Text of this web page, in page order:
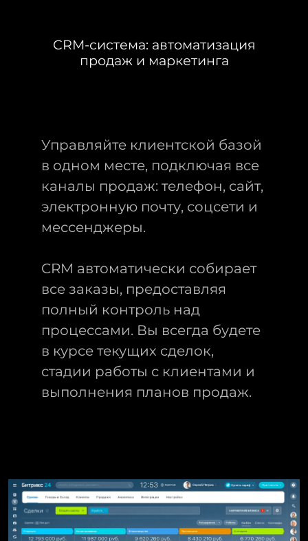
CRM-система: автоматизация
продаж и маркетинга
Управляйте клиентской базой
в одном месте, подключая все
каналы продаж: телефон, сайт,
электронную почту, соцсети и
мессенджеры.
CRM автоматически собирает
все заказы, предоставляя
полный контроль над
процессами. Вы всегда будете
в курсе текущих сделок,
стадии работы с клиентами и
выполнения планов продаж.